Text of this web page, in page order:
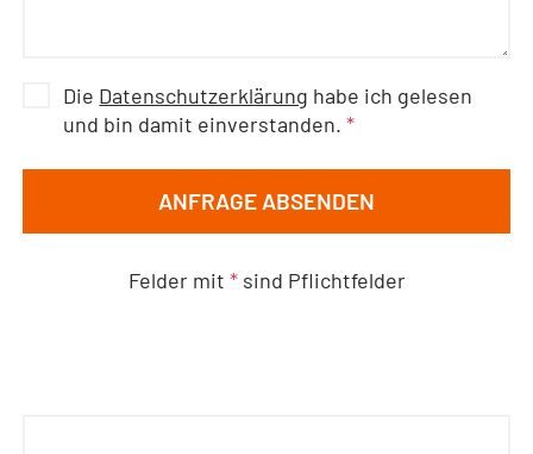
Die Datenschutzerklärung habe ich gelesen
und bin damit einverstanden.*
ANFRAGE ABSENDEN
Felder mit *sind Pflichtfelder